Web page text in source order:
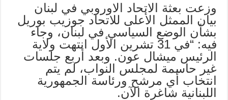
وزعت بعثة الاتحاد الاوروبي في لبنان
بيان الممثل الأعلى للاتحاد جوزيب بوريل
بشأن الوضع السياسي في لبنان، وجاء
فيه: “في 31 تشرين الأول انتهت ولاية
الرئيس ميشال عون. وبعد أربع جلسات
غير حاسمة لمجلس النواب، لم يتم
انتخاب أي مرشح ورئاسة الجمهورية
اللبنانية شاغرة الآن.